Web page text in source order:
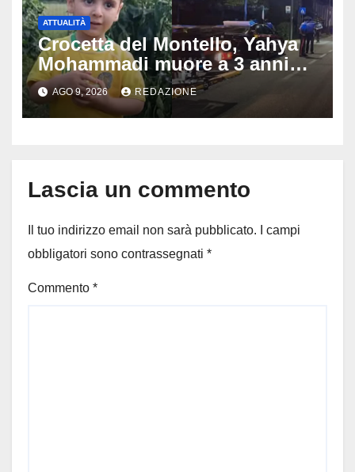
ATTUALITÀ
Crocetta del Montello, Yahya
Mohammadi muore a 3 anni
dopo 72 ore di agonia: era
stato travolto da un’auto
AGO 9, 2026 REDAZIONE
Lascia un commento
Il tuo indirizzo email non sarà pubblicato.
I campi
obbligatori sono contrassegnati *
Commento *